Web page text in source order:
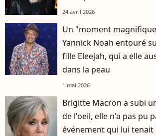
24 avril 2026
Un "moment
Yannick Noah entouré
fille Eleejah, qui a elle
dans la peau
1 mai 2026
Brigitte Macron a subi
de l'oeil, elle n'a pas pu
événement qui lui